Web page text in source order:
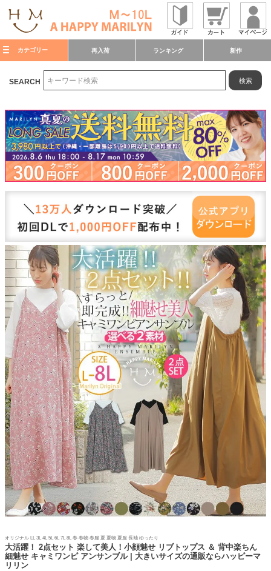
カテゴリー 再入荷 ランキング 新作
SEARCH 検索
オリジナル LL 3L 4L 5L 6L 7L 8L 春 春物 春服 夏 夏物 夏服 長袖 ゆったり
大活躍！ 2点セット 楽して美人！小顔魅せ リブトップス ＆ 背中楽ちん
細魅せ キャミワンピ アンサンブル | 大きいサイズの通販ならハッピーマ
リリン